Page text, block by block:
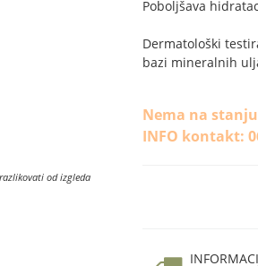
od izgleda
Poboljšava
Dermatološki
bazi mineralnih
Nema na
INFO kontakt: